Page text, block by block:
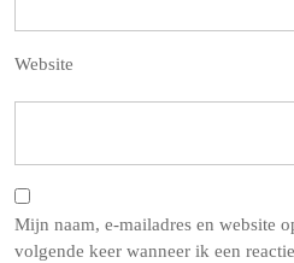
Website
Mijn naam, e-mailadres en website
volgende keer wanneer ik een